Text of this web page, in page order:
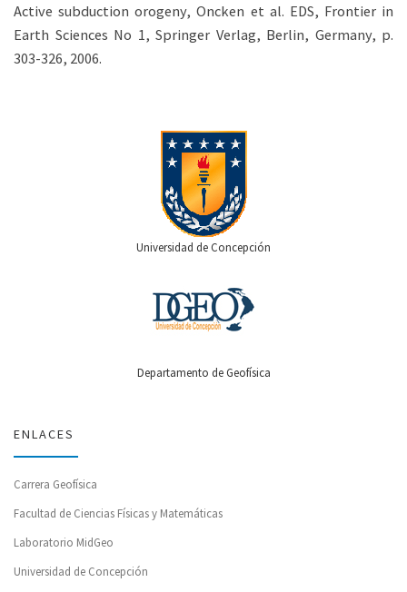
Active subduction orogeny, Oncken et al. EDS, Frontier in
Earth Sciences No 1, Springer Verlag, Berlin, Germany, p.
303-326, 2006.
Universidad de Concepción
Departamento de Geofísica
ENLACES
Carrera Geofísica
Facultad de Ciencias Físicas y Matemáticas
Laboratorio MidGeo
Universidad de Concepción